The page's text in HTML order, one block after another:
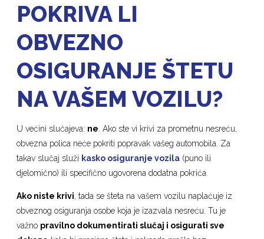
POKRIVA LI
OBVEZNO
OSIGURANJE ŠTETU
NA VAŠEM VOZILU?
U većini slučajeva: ne . Ako ste vi krivi za prometnu nesreću,
obvezna polica neće pokriti popravak vašeg automobila. Za
takav slučaj služi kasko osiguranje vozila (puno ili
djelomično) ili specifično ugovorena dodatna pokrića.
Ako niste krivi, tada se šteta na vašem vozilu naplaćuje iz
obveznog osiguranja osobe koja je izazvala nesreću. Tu je
važno pravilno dokumentirati slučaj i osigurati sve